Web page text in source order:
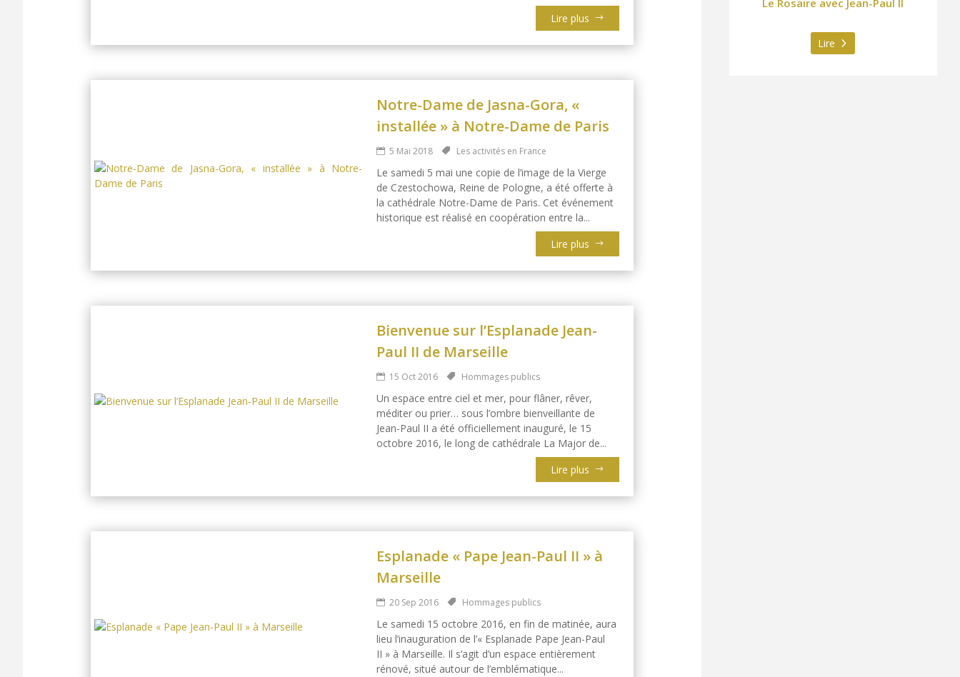
Lire plus
Notre-Dame de Jasna-Gora, «
installée » à Notre-Dame de Paris
5 Mai 2018 Les activités en France
Le samedi 5 mai une copie de l’image de la Vierge
de Czestochowa, Reine de Pologne, a été offerte à
la cathédrale Notre-Dame de Paris. Cet événement
historique est réalisé en coopération entre la...
Lire plus
Bienvenue sur l’Esplanade Jean-
Paul II de Marseille
15 Oct 2016 Hommages publics
Un espace entre ciel et mer, pour flâner, rêver,
méditer ou prier… sous l’ombre bienveillante de
Jean-Paul II a été officiellement inauguré, le 15
octobre 2016, le long de cathédrale La Major de...
Lire plus
Esplanade « Pape Jean-Paul II » à
Marseille
20 Sep 2016 Hommages publics
Le samedi 15 octobre 2016, en fin de matinée, aura
lieu l’inauguration de l’« Esplanade Pape Jean-Paul
II » à Marseille. Il s’agit d’un espace entièrement
rénové, situé autour de l’emblématique...
Le Rosaire avec Jean-Paul II
Lire